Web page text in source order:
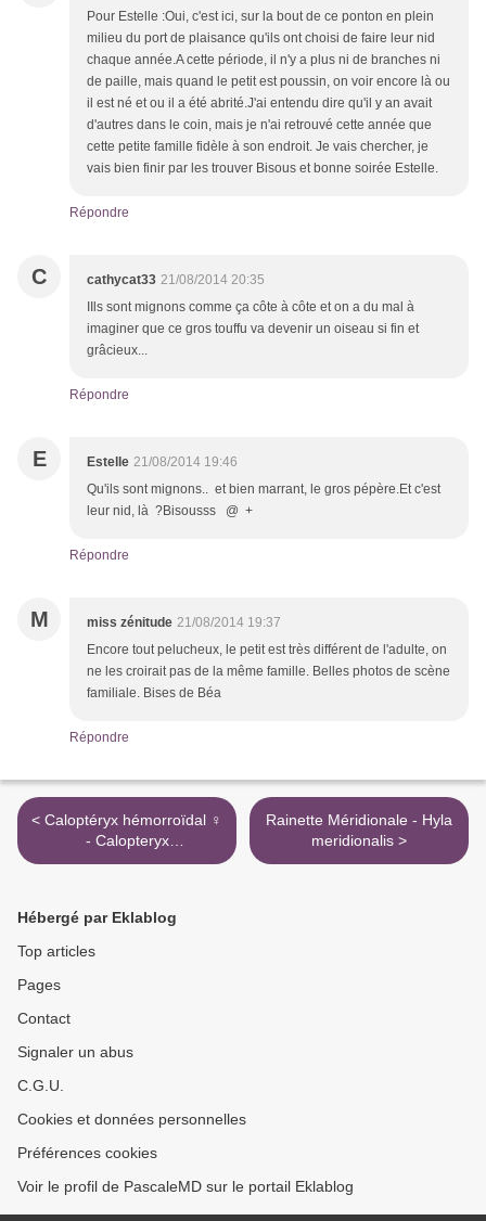
Pour Estelle :Oui, c'est ici, sur la bout de ce ponton en plein
milieu du port de plaisance qu'ils ont choisi de faire leur nid
chaque année.A cette période, il n'y a plus ni de branches ni
de paille, mais quand le petit est poussin, on voir encore là ou
il est né et ou il a été abrité.J'ai entendu dire qu'il y an avait
d'autres dans le coin, mais je n'ai retrouvé cette année que
cette petite famille fidèle à son endroit. Je vais chercher, je
vais bien finir par les trouver Bisous et bonne soirée Estelle.
Répondre
C cathycat33 21/08/2014 20:35
IIls sont mignons comme ça côte à côte et on a du mal à
imaginer que ce gros touffu va devenir un oiseau si fin et
grâcieux...
Répondre
E Estelle 21/08/2014 19:46
Qu'ils sont mignons.. et bien marrant, le gros pépère.Et c'est
leur nid, là ?Bisousss @ +
Répondre
M miss zénitude 21/08/2014 19:37
Encore tout pelucheux, le petit est très différent de l'adulte, on
ne les croirait pas de la même famille. Belles photos de scène
familiale. Bises de Béa
Répondre
< Caloptéryx hémorroïdal ♀
- Calopteryx
haemorrhoidalis
Rainette Méridionale - Hyla
meridionalis >
Hébergé par Eklablog
Top articles
Pages
Contact
Signaler un abus
C.G.U.
Cookies et données personnelles
Préférences cookies
Voir le profil de PascaleMD sur le portail Eklablog